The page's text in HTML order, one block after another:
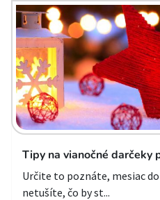
Tipy na vianočné darčeky
Určite to poznáte, mesiac do
netušíte, čo by st...